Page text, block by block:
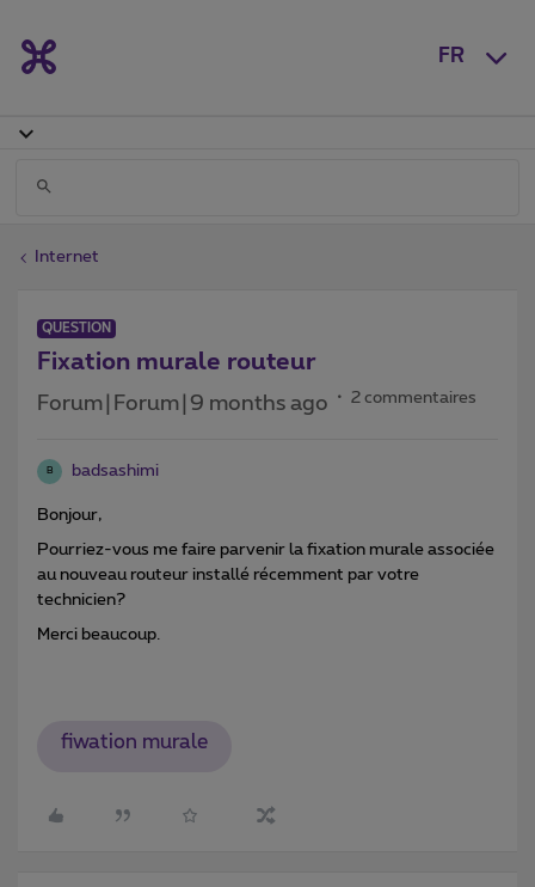
FR
Internet
QUESTION
Fixation murale routeur
Forum|Forum|9 months ago 2 commentaires
B badsashimi
Bonjour,
Pourriez-vous me faire parvenir la fixation murale associée
au nouveau routeur installé récemment par votre
technicien?
Merci beaucoup.
fiwation murale